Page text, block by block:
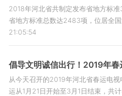
2018年河北省共制定发布省地方标
省地方标准总数达2483项，位居全国
21:05:54
倡导文明诚信出行！2019年春
从今天召开的2019年河北省春运电
运从1月21日开始至3月1日结束，共